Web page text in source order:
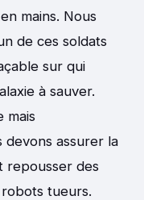
mains. Nous
de ces soldats
sur qui
à sauver.
mais
assurer la
repousser des
tueurs.